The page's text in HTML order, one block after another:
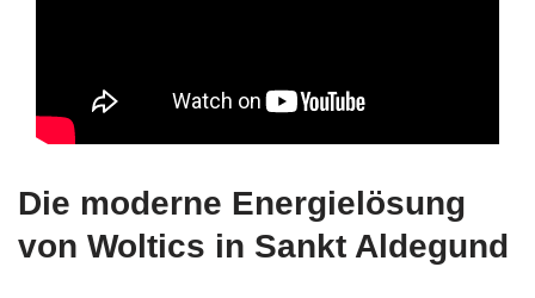
Die moderne Energielösung
von Woltics in Sankt Aldegund